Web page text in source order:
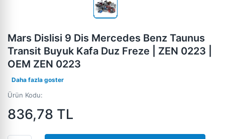
Mars Dislisi 9 Dis Mercedes Benz Taunus
Transit Buyuk Kafa Duz Freze | ZEN 0223 |
OEM ZEN 0223
Daha fazla goster
Ürün Kodu:
836,78 TL